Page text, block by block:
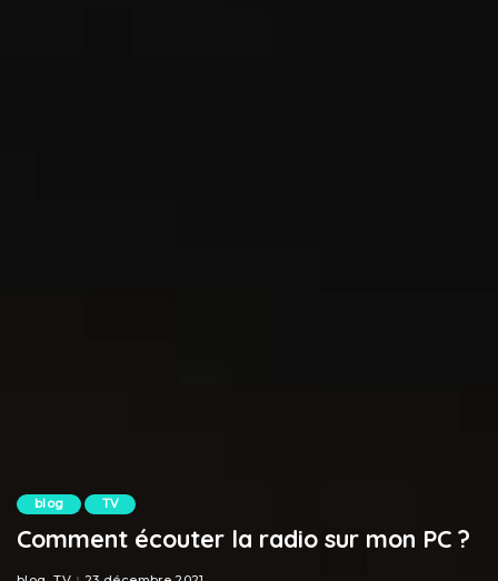
blog TV
Comment écouter la radio sur mon PC ?